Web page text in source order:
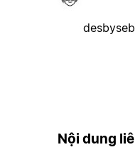
desbyseb
Nội dung